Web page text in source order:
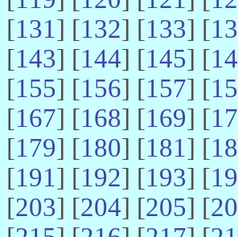
[131] [132] [133] [
[143] [144] [145] [
[155] [156] [157] [
[167] [168] [169] [
[179] [180] [181] [
[191] [192] [193] [
[203] [204] [205] [